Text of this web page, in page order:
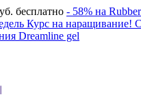
бесплатно - 58% на
Курс на наращивание!
Dreamline gel